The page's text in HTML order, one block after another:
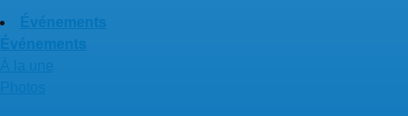
Événements
Événements